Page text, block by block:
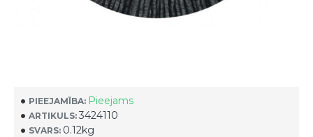
PIEEJAMĪBA: Pieejams
ARTIKULS: 3424110
SVARS: 0.12kg